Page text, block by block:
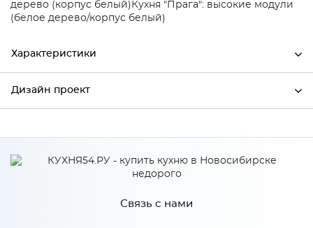
дерево (корпус белый) Кухня "Прага": высокие модули
(белое дерево/корпус белый)
Характеристики
Ширина
Сурская мебель
Белое дерево/Белый
Дизайн проект
*
Связь с нами